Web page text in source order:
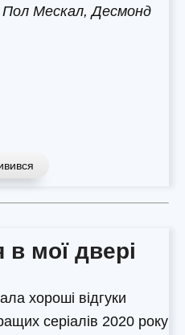
Пол Мескал, Десмонд
в мої двері
хороші відгуки
серіалів 2020 року